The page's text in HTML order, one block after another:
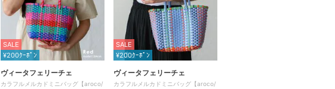
SALE
¥200ｸｰﾎﾟﾝ
ヴィータフェリーチェ
カラフルメルカドミニバッグ【aroco/
SALE
¥200ｸｰﾎﾟﾝ
ヴィータフェリーチェ
カラフルメルカドミニバッグ【aroco/